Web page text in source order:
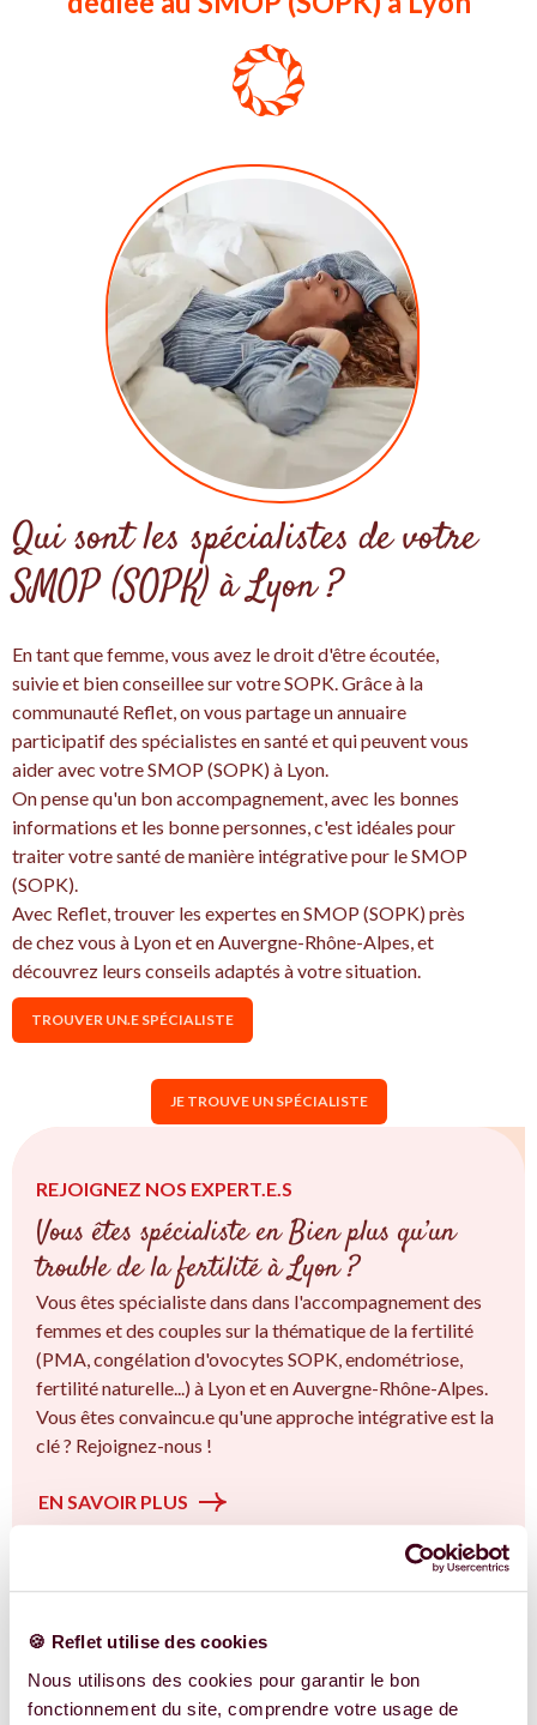
🍪 Reflet utilise des cookies
Nous utilisons des cookies pour garantir le bon
fonctionnement du site, comprendre votre usage de
Qui sont les spécialistes de votre
SMOP (SOPK) à Lyon ?
En tant que femme, vous avez le droit d'être écoutée,
suivie et bien conseillee sur votre SOPK. Grâce à la
communauté Reflet, on vous partage un annuaire
participatif des spécialistes en santé et qui peuvent vous
aider avec votre SMOP (SOPK) à Lyon.
On pense qu'un bon accompagnement, avec les bonnes
informations et les bonne personnes, c'est idéales pour
traiter votre santé de manière intégrative pour le SMOP
(SOPK).
Avec Reflet, trouver les expertes en SMOP (SOPK) près
de chez vous à Lyon et en Auvergne-Rhône-Alpes, et
découvrez leurs conseils adaptés à votre situation.
TROUVER UN.E SPÉCIALISTE
JE TROUVE UN SPÉCIALISTE
REJOIGNEZ NOS EXPERT.E.S
Vous êtes spécialiste en Bien plus qu’un
trouble de la fertilité à Lyon ?
Vous êtes spécialiste dans dans l'accompagnement des
femmes et des couples sur la thématique de la fertilité
(PMA, congélation d'ovocytes SOPK, endométriose,
fertilité naturelle...) à Lyon et en Auvergne-Rhône-Alpes.
Vous êtes convaincu.e qu'une approche intégrative est la
clé ? Rejoignez-nous !
EN SAVOIR PLUS